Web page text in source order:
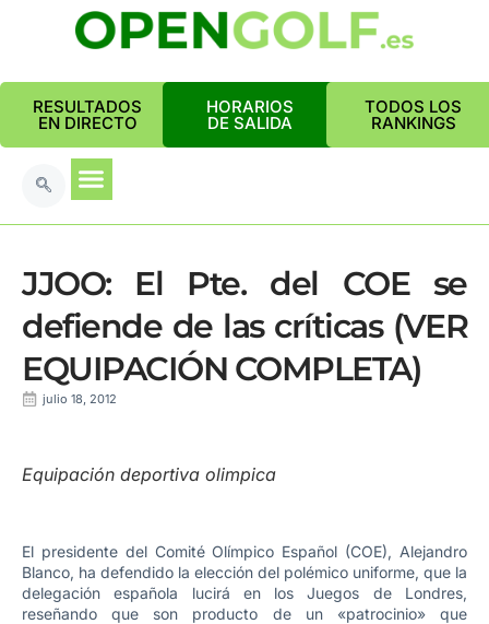
RESULTADOS
EN DIRECTO
HORARIOS
DE SALIDA
TODOS LOS
RANKINGS
JJOO: El Pte. del COE se
defiende de las críticas (VER
EQUIPACIÓN COMPLETA)
julio 18, 2012
Equipación deportiva olimpica
El presidente del Comité Olímpico Español (COE), Alejandro
Blanco, ha defendido la elección del polémico uniforme, que la
delegación española lucirá en los Juegos de Londres,
reseñando que son producto de un «patrocinio» que